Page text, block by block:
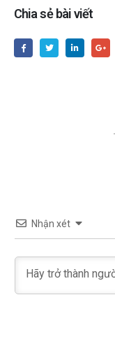
Chia sẻ bài viết
Nhận xét